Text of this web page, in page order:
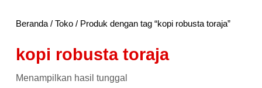
Beranda / Toko / Produk dengan tag “kopi robusta toraja”
kopi robusta toraja
Menampilkan hasil tunggal